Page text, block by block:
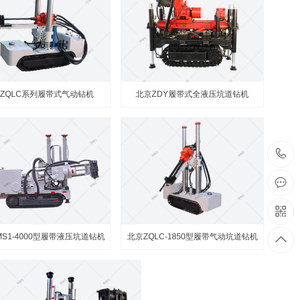
系列履带式气动钻机 北京ZDY履带式全液压坑道钻机
4000型履带液压坑道钻机 北京ZQLC-1850型履带气动坑道钻机